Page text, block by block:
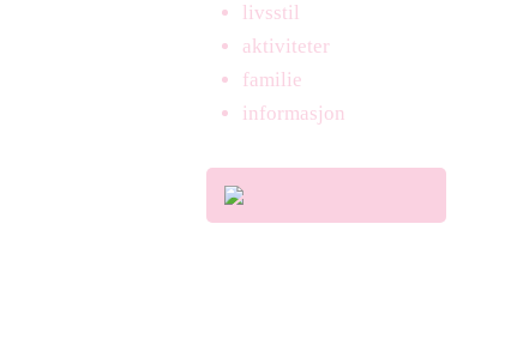
livsstil
aktiviteter
familie
informasjon